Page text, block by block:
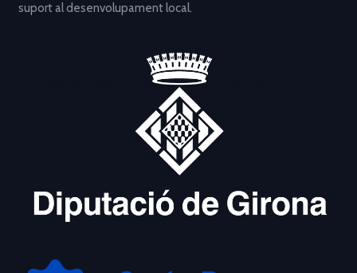
suport al desenvolupament local.